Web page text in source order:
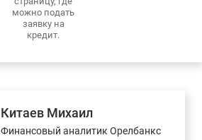
можно подать
заявку на
кредит.
Китаев Михаил
Финансовый аналитик Орелбанкс